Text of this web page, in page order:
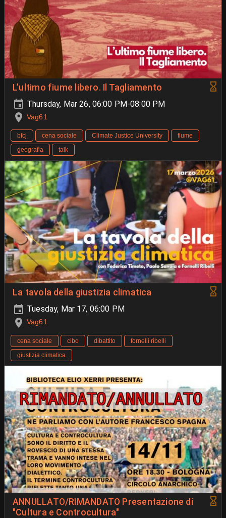
L’ultimo fiume libero. Il Tagliamento
Thursday, Mar 26, 06:00 PM-08:00 PM
Vag61
bfcj cena sociale Climate Justice University
fiume
geografia
talk
La tavola della giustizia climatica
Tuesday, Mar 17, 06:00 PM
Vag61
cena sociale cibo dibattito
fornelli ribelli
giustizia climatica
ANNULLATO/RIMANDATO Presentazione di
"Cultura e Controcultura"